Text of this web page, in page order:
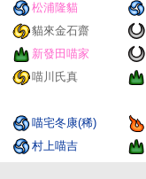
松浦隆貓
貓來金石齋
新發田喵家
喵川氏真
喵宅冬康(稀)
村上喵吉